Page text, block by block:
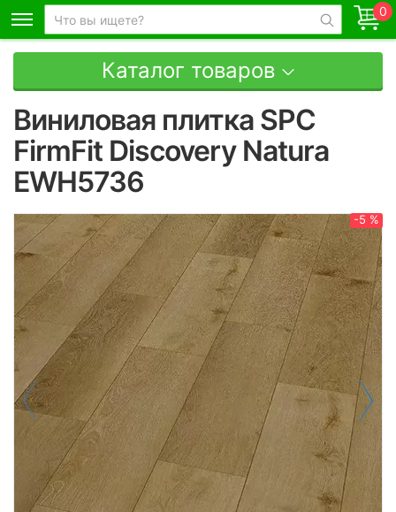
0
Каталог товаров
Виниловая плитка SPC
FirmFit Discovery Natura
EWH5736
-5 %